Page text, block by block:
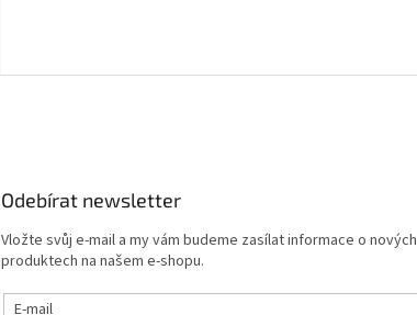
Odebírat newsletter
Vložte svůj e-mail a my vám budeme zasílat informace o nových
produktech na našem e-shopu.
E-mail